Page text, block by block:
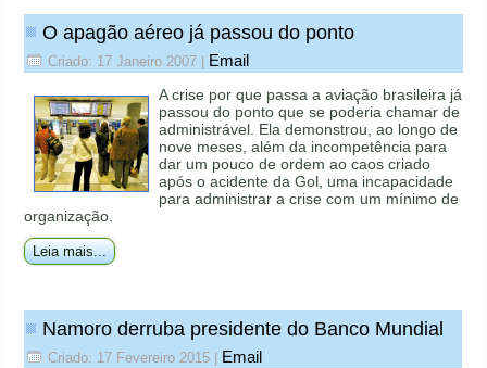
O apagão aéreo já passou do ponto
Criado: 17 Janeiro 2007 Email
A crise por que passa a aviação brasileira já
passou do ponto que se poderia chamar de
administrável. Ela demonstrou, ao longo de
nove meses, além da incompetência para
dar um pouco de ordem ao caos criado
após o acidente da Gol, uma incapacidade
para administrar a crise com um mínimo de
organização.
Leia mais...
Namoro derruba presidente do Banco Mundial
Criado: 17 Fevereiro 2015 Email